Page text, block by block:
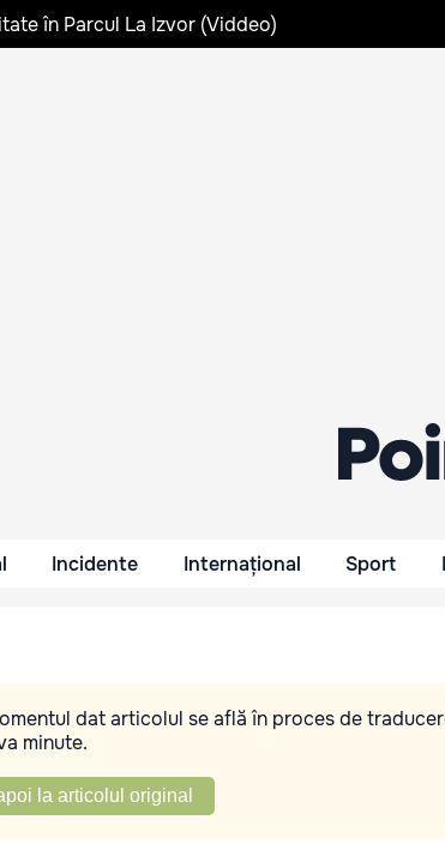
în Parcul La Izvor (Viddeo)
Incidente Internațional Sport
dat articolul se află în proces de
minute.
la articolul original